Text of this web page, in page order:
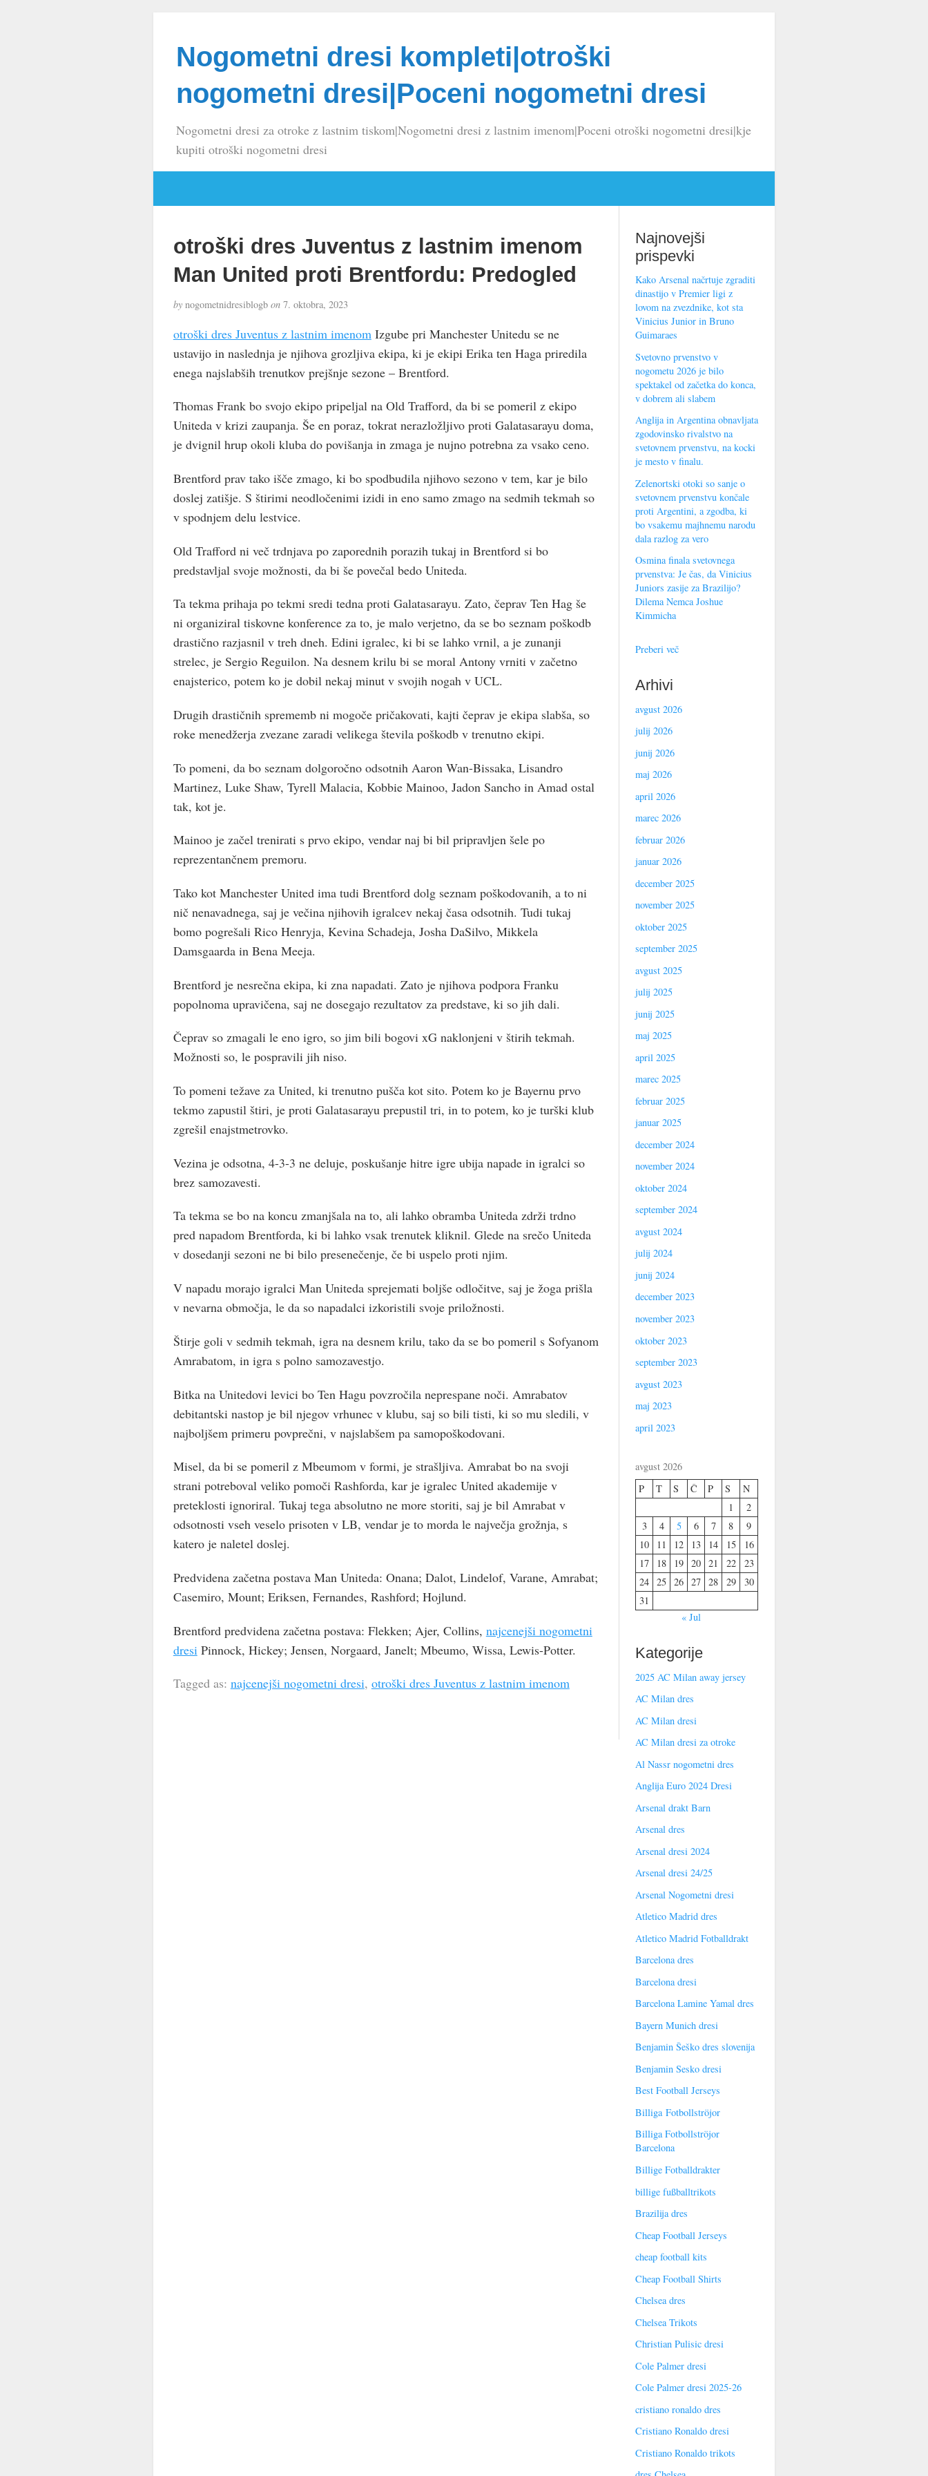
Nogometni dresi kompleti|otroški
nogometni dresi|Poceni nogometni dresi
Nogometni dresi za otroke z lastnim tiskom|Nogometni dresi z lastnim imenom|Poceni otroški nogometni dresi|kje
kupiti otroški nogometni dresi
otroški dres Juventus z lastnim imenom
Man United proti Brentfordu: Predogled
bynogometnidresiblogb on7. oktobra, 2023
otroški dres Juventus z lastnim imenom Izgube pri Manchester Unitedu se ne
ustavijo in naslednja je njihova grozljiva ekipa, ki je ekipi Erika ten Haga priredila
enega najslabših trenutkov prejšnje sezone – Brentford.
Thomas Frank bo svojo ekipo pripeljal na Old Trafford, da bi se pomeril z ekipo
Uniteda v krizi zaupanja. Še en poraz, tokrat nerazložljivo proti Galatasarayu doma,
je dvignil hrup okoli kluba do povišanja in zmaga je nujno potrebna za vsako ceno.
Brentford prav tako išče zmago, ki bo spodbudila njihovo sezono v tem, kar je bilo
doslej zatišje. S štirimi neodločenimi izidi in eno samo zmago na sedmih tekmah so
v spodnjem delu lestvice.
Old Trafford ni več trdnjava po zaporednih porazih tukaj in Brentford si bo
predstavljal svoje možnosti, da bi še povečal bedo Uniteda.
Ta tekma prihaja po tekmi sredi tedna proti Galatasarayu. Zato, čeprav Ten Hag še
ni organiziral tiskovne konference za to, je malo verjetno, da se bo seznam poškodb
drastično razjasnil v treh dneh. Edini igralec, ki bi se lahko vrnil, a je zunanji
strelec, je Sergio Reguilon. Na desnem krilu bi se moral Antony vrniti v začetno
enajsterico, potem ko je dobil nekaj minut v svojih nogah v UCL.
Drugih drastičnih sprememb ni mogoče pričakovati, kajti čeprav je ekipa slabša, so
roke menedžerja zvezane zaradi velikega števila poškodb v trenutno ekipi.
To pomeni, da bo seznam dolgoročno odsotnih Aaron Wan-Bissaka, Lisandro
Martinez, Luke Shaw, Tyrell Malacia, Kobbie Mainoo, Jadon Sancho in Amad ostal
tak, kot je.
Mainoo je začel trenirati s prvo ekipo, vendar naj bi bil pripravljen šele po
reprezentančnem premoru.
Tako kot Manchester United ima tudi Brentford dolg seznam poškodovanih, a to ni
nič nenavadnega, saj je večina njihovih igralcev nekaj časa odsotnih. Tudi tukaj
bomo pogrešali Rico Henryja, Kevina Schadeja, Josha DaSilvo, Mikkela
Damsgaarda in Bena Meeja.
Brentford je nesrečna ekipa, ki zna napadati. Zato je njihova podpora Franku
popolnoma upravičena, saj ne dosegajo rezultatov za predstave, ki so jih dali.
Čeprav so zmagali le eno igro, so jim bili bogovi xG naklonjeni v štirih tekmah.
Možnosti so, le pospravili jih niso.
To pomeni težave za United, ki trenutno pušča kot sito. Potem ko je Bayernu prvo
tekmo zapustil štiri, je proti Galatasarayu prepustil tri, in to potem, ko je turški klub
zgrešil enajstmetrovko.
Vezina je odsotna, 4-3-3 ne deluje, poskušanje hitre igre ubija napade in igralci so
brez samozavesti.
Ta tekma se bo na koncu zmanjšala na to, ali lahko obramba Uniteda zdrži trdno
pred napadom Brentforda, ki bi lahko vsak trenutek kliknil. Glede na srečo Uniteda
v dosedanji sezoni ne bi bilo presenečenje, če bi uspelo proti njim.
V napadu morajo igralci Man Uniteda sprejemati boljše odločitve, saj je žoga prišla
v nevarna območja, le da so napadalci izkoristili svoje priložnosti.
Štirje goli v sedmih tekmah, igra na desnem krilu, tako da se bo pomeril s Sofyanom
Amrabatom, in igra s polno samozavestjo.
Bitka na Unitedovi levici bo Ten Hagu povzročila neprespane noči. Amrabatov
debitantski nastop je bil njegov vrhunec v klubu, saj so bili tisti, ki so mu sledili, v
najboljšem primeru povprečni, v najslabšem pa samopoškodovani.
Misel, da bi se pomeril z Mbeumom v formi, je strašljiva. Amrabat bo na svoji
strani potreboval veliko pomoči Rashforda, kar je igralec United akademije v
preteklosti ignoriral. Tukaj tega absolutno ne more storiti, saj je bil Amrabat v
odsotnosti vseh veselo prisoten v LB, vendar je to morda le največja grožnja, s
katero je naletel doslej.
Predvidena začetna postava Man Uniteda: Onana; Dalot, Lindelof, Varane, Amrabat;
Casemiro, Mount; Eriksen, Fernandes, Rashford; Hojlund.
Brentford predvidena začetna postava: Flekken; Ajer, Collins, najcenejši nogometni
dresi Pinnock, Hickey; Jensen, Norgaard, Janelt; Mbeumo, Wissa, Lewis-Potter.
Tagged as: najcenejši nogometni dresi, otroški dres Juventus z lastnim imenom
Najnovejši
prispevki
Kako Arsenal načrtuje zgraditi
dinastijo v Premier ligi z
lovom na zvezdnike, kot sta
Vinicius Junior in Bruno
Guimaraes
Svetovno prvenstvo v
nogometu 2026 je bilo
spektakel od začetka do konca,
v dobrem ali slabem
Anglija in Argentina obnavljata
zgodovinsko rivalstvo na
svetovnem prvenstvu, na kocki
je mesto v finalu.
Zelenortski otoki so sanje o
svetovnem prvenstvu končale
proti Argentini, a zgodba, ki
bo vsakemu majhnemu narodu
dala razlog za vero
Osmina finala svetovnega
prvenstva: Je čas, da Vinicius
Juniors zasije za Brazilijo?
Dilema Nemca Joshue
Kimmicha
Preberi več
Arhivi
avgust 2026
julij 2026
junij 2026
maj 2026
april 2026
marec 2026
februar 2026
januar 2026
december 2025
november 2025
oktober 2025
september 2025
avgust 2025
julij 2025
junij 2025
maj 2025
april 2025
marec 2025
februar 2025
januar 2025
december 2024
november 2024
oktober 2024
september 2024
avgust 2024
julij 2024
junij 2024
december 2023
november 2023
oktober 2023
september 2023
avgust 2023
maj 2023
april 2023
avgust 2026
P
T S Č P S
N
1
2
3
4 5 6 7 8
9
10
11 12 13 14 15
16
17
18 19 20 21 22
23
24 25 26 27 28 29
30
31
« Jul
Kategorije
2025 AC Milan away jersey
AC Milan dres
AC Milan dresi
AC Milan dresi za otroke
Al Nassr nogometni dres
Anglija Euro 2024 Dresi
Arsenal drakt Barn
Arsenal dres
Arsenal dresi 2024
Arsenal dresi 24/25
Arsenal Nogometni dresi
Atletico Madrid dres
Atletico Madrid Fotballdrakt
Barcelona dres
Barcelona dresi
Barcelona Lamine Yamal dres
Bayern Munich dresi
Benjamin Šeško dres slovenija
Benjamin Sesko dresi
Best Football Jerseys
Billiga Fotbollströjor
Billiga Fotbollströjor
Barcelona
Billige Fotballdrakter
billige fußballtrikots
Brazilija dres
Cheap Football Jerseys
cheap football kits
Cheap Football Shirts
Chelsea dres
Chelsea Trikots
Christian Pulisic dresi
Cole Palmer dresi
Cole Palmer dresi 2025-26
cristiano ronaldo dres
Cristiano Ronaldo dresi
Cristiano Ronaldo trikots